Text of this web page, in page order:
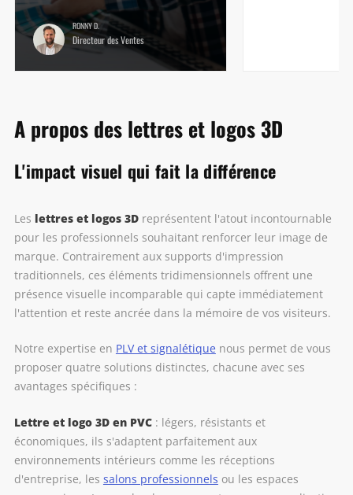
RONNY D.
Directeur des Ventes
A propos des lettres et logos 3D
L'impact visuel qui fait la différence
Les lettres et logos 3Dreprésentent l'atout incontournable
pour les professionnels souhaitant renforcer leur image de
marque. Contrairement aux supports d'impression
traditionnels, ces éléments tridimensionnels offrent une
présence visuelle incomparable qui capte immédiatement
l'attention et reste ancrée dans la mémoire de vos visiteurs.
Notre expertise en PLV et signalétique nous permet de vous
proposer quatre solutions distinctes, chacune avec ses
avantages spécifiques :
Lettre et logo 3D en PVC: légers, résistants et
économiques, ils s'adaptent parfaitement aux
environnements intérieurs comme les réceptions
d'entreprise, les salons professionnels ou les espaces